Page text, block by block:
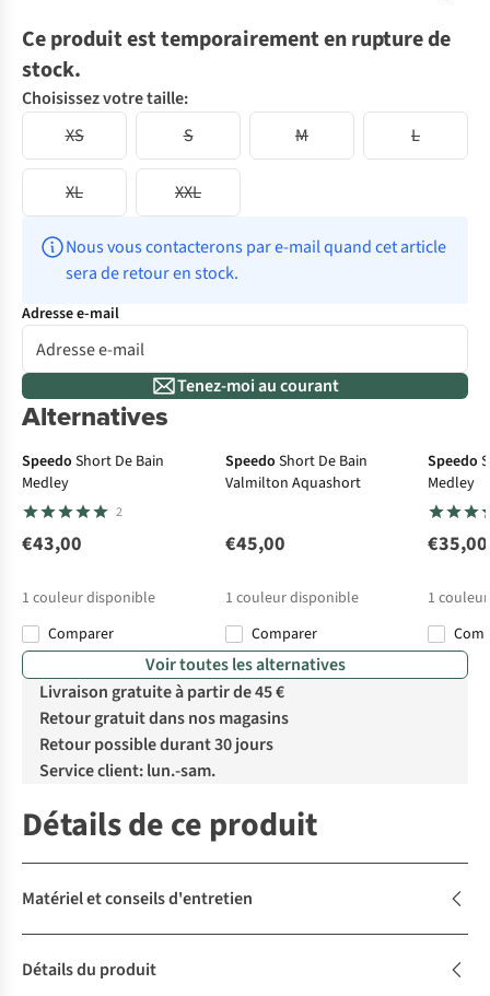
Ce produit est temporairement en rupture de
stock.
Choisissez votre taille:
XS
S M L
XL XXL
Nous vous contacterons par e-mail quand cet article
sera de retour en stock.
Adresse e-mail
Tenez-moi au courant
Alternatives
Speedo Short De Bain
Medley
2
€43,00
1 couleur disponible
Comparer
Speedo Short De Bain
Valmilton Aquashort
€45,00
1 couleur disponible
Comparer
Speedo
Medley
€35,00
1
Voir toutes les alternatives
Livraison gratuite à partir de 45 €
Retour gratuit dans nos magasins
Retour possible durant 30 jours
Service client: lun.-sam.
Détails de ce produit
Matériel et conseils d'entretien
Détails du produit